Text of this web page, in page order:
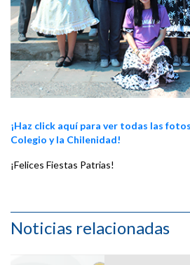
¡Haz click aquí para ver todas las
Colegio y la Chilenidad!
¡Felices Fiestas Patrias!
Noticias relacionadas